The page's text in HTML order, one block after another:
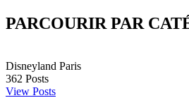
PARCOURIR PAR
Disneyland Paris
362 Posts
View Posts